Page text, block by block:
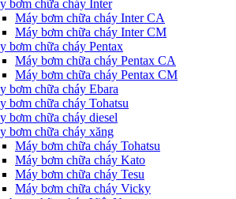
bơm chữa cháy Inter
Máy bơm chữa cháy Inter CA
Máy bơm chữa cháy Inter CM
bơm chữa cháy Pentax
Máy bơm chữa cháy Pentax CA
Máy bơm chữa cháy Pentax CM
bơm chữa cháy Ebara
bơm chữa cháy Tohatsu
bơm chữa cháy diesel
bơm chữa cháy xăng
Máy bơm chữa cháy Tohatsu
Máy bơm chữa cháy Kato
Máy bơm chữa cháy Tesu
Máy bơm chữa cháy Vicky